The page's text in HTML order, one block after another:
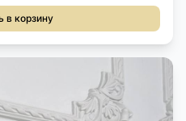
в корзину